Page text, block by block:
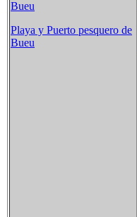
Bueu
Playa y Puerto pesquero de
Bueu